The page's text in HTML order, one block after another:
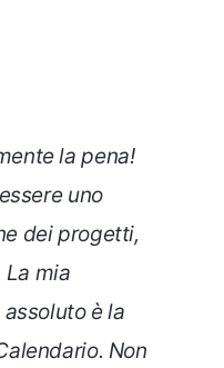
la pena!
uno
dei progetti,
mia
è la
Non